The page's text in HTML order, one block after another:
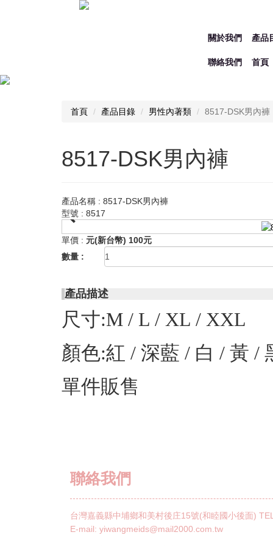
關於我們 產品
聯絡我們 首頁
首頁 產品目錄 男性內著類 8517-DSK男內褲
8517-DSK男內褲
產品名稱 : 8517-DSK男內褲
型號 : 8517
單價 : 元(新台幣) 100元
數量 :
產品描述
尺寸:M / L / XL / XXL
顏色:紅 / 深藍 / 白 / 黃 /
單件販售
聯絡我們
台灣嘉義縣中埔鄉和美村後庄15號(和睦國小後面)
E-mail: yiwangmeids@mail2000.com.tw